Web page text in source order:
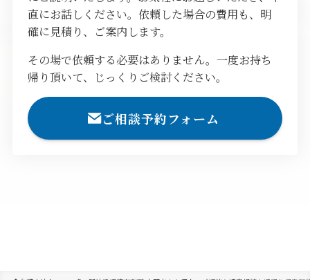
直にお話しください。依頼した場合の費用も、明
確に見積り、ご案内します。
その場で依頼する必要はありません。一度お持ち
帰り頂いて、じっくりご検討ください。
ご相談予約フォーム